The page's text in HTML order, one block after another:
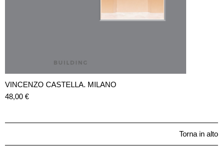
VINCENZO CASTELLA. MILANO
48,00 €
Torna in alto